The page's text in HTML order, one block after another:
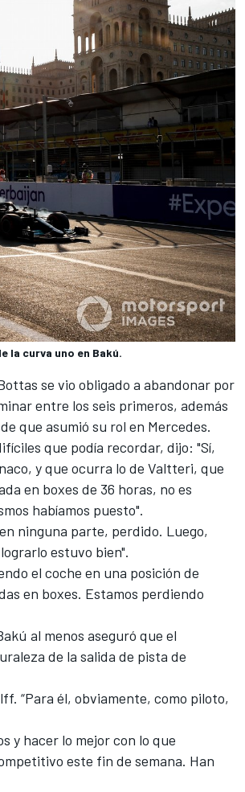
la curva uno en Bakú.
se vio obligado a abandonar por
entre los seis primeros, además
que asumió su rol en Mercedes.
que podía recordar, dijo: "Sí,
y que ocurra lo de Valtteri, que
en boxes de 36 horas, no es
habíamos puesto".
ninguna parte, perdido. Luego,
estuvo bien".
el coche en una posición de
en boxes. Estamos perdiendo
al menos aseguró que el
de la salida de pista de
“Para él, obviamente, como piloto,
y hacer lo mejor con lo que
este fin de semana. Han